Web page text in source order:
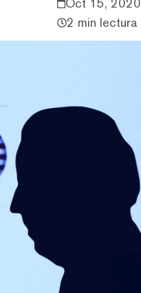
Oct 15, 2020
2 min lectura